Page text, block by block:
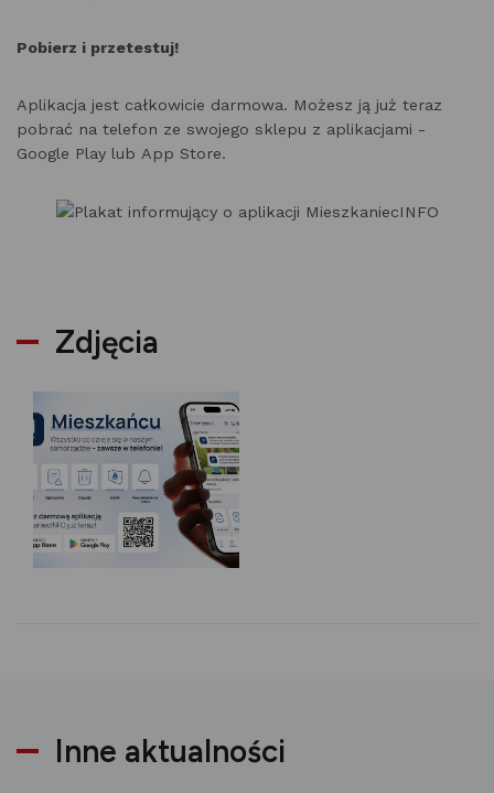
Pobierz i przetestuj!
Aplikacja jest całkowicie darmowa. Możesz ją już teraz
pobrać na telefon ze swojego sklepu z aplikacjami -
Google Play lub App Store.
Zdjęcia
Inne aktualności